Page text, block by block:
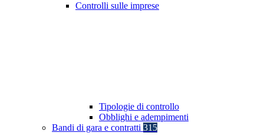
Controlli sulle imprese
Tipologie di controllo
Obblighi e adempimenti
Bandi di gara e contratti 315